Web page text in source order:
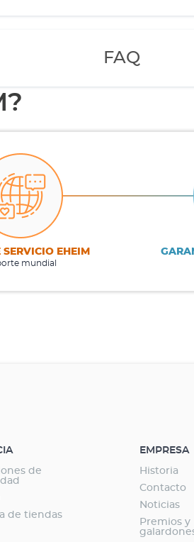
FAQ
SERVICIO EHEIM
mundial
de
de tiendas
EMPRESA
Historia
Contacto
Noticias
Premios y